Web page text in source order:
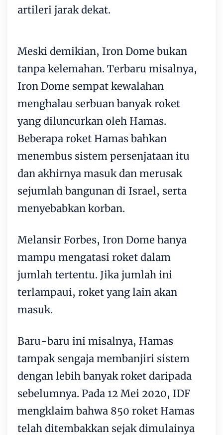
artileri jarak dekat.
Meski demikian, Iron Dome bukan
tanpa kelemahan. Terbaru misalnya,
Iron Dome sempat kewalahan
menghalau serbuan banyak roket
yang diluncurkan oleh Hamas.
Beberapa roket Hamas bahkan
menembus sistem persenjataan itu
dan akhirnya masuk dan merusak
sejumlah bangunan di Israel, serta
menyebabkan korban.
Melansir Forbes, Iron Dome hanya
mampu mengatasi roket dalam
jumlah tertentu. Jika jumlah ini
terlampaui, roket yang lain akan
masuk.
Baru-baru ini misalnya, Hamas
tampak sengaja membanjiri sistem
dengan lebih banyak roket daripada
sebelumnya. Pada 12 Mei 2020, IDF
mengklaim bahwa 850 roket Hamas
telah ditembakkan sejak dimulainya